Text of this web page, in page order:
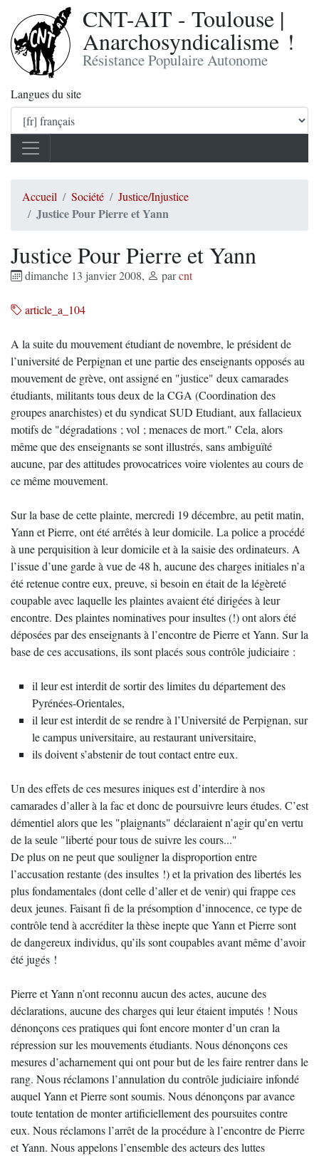
CNT-AIT - Toulouse |
Anarchosyndicalisme !
Résistance Populaire Autonome
Langues du site
Accueil Société Justice/Injustice
Justice Pour Pierre et Yann
Justice Pour Pierre et Yann
dimanche 13 janvier 2008, parcnt
article_a_104
A la suite du mouvement étudiant de novembre, le président de
l’université de Perpignan et une partie des enseignants opposés au
mouvement de grève, ont assigné en "justice" deux camarades
étudiants, militants tous deux de la CGA (Coordination des
groupes anarchistes) et du syndicat SUD Etudiant, aux fallacieux
motifs de "dégradations ; vol ; menaces de mort." Cela, alors
même que des enseignants se sont illustrés, sans ambiguïté
aucune, par des attitudes provocatrices voire violentes au cours de
ce même mouvement.
Sur la base de cette plainte, mercredi 19 décembre, au petit matin,
Yann et Pierre, ont été arrêtés à leur domicile. La police a procédé
à une perquisition à leur domicile et à la saisie des ordinateurs. A
l’issue d’une garde à vue de 48 h, aucune des charges initiales n’a
été retenue contre eux, preuve, si besoin en était de la légèreté
coupable avec laquelle les plaintes avaient été dirigées à leur
encontre. Des plaintes nominatives pour insultes (!) ont alors été
déposées par des enseignants à l’encontre de Pierre et Yann. Sur la
base de ces accusations, ils sont placés sous contrôle judiciaire :
il leur est interdit de sortir des limites du département des
Pyrénées-Orientales,
il leur est interdit de se rendre à l’Université de Perpignan, sur
le campus universitaire, au restaurant universitaire,
ils doivent s’abstenir de tout contact entre eux.
Un des effets de ces mesures iniques est d’interdire à nos
camarades d’aller à la fac et donc de poursuivre leurs études. C’est
démentiel alors que les "plaignants" déclaraient n’agir qu’en vertu
de la seule "liberté pour tous de suivre les cours..."
De plus on ne peut que souligner la disproportion entre
l’accusation restante (des insultes !) et la privation des libertés les
plus fondamentales (dont celle d’aller et de venir) qui frappe ces
deux jeunes. Faisant fi de la présomption d’innocence, ce type de
contrôle tend à accréditer la thèse inepte que Yann et Pierre sont
de dangereux individus, qu’ils sont coupables avant même d’avoir
été jugés !
Pierre et Yann n’ont reconnu aucun des actes, aucune des
déclarations, aucune des charges qui leur étaient imputés ! Nous
dénonçons ces pratiques qui font encore monter d’un cran la
répression sur les mouvements étudiants. Nous dénonçons ces
mesures d’acharnement qui ont pour but de les faire rentrer dans le
rang. Nous réclamons l’annulation du contrôle judiciaire infondé
auquel Yann et Pierre sont soumis. Nous dénonçons par avance
toute tentation de monter artificiellement des poursuites contre
eux. Nous réclamons l’arrêt de la procédure à l’encontre de Pierre
et Yann. Nous appelons l’ensemble des acteurs des luttes